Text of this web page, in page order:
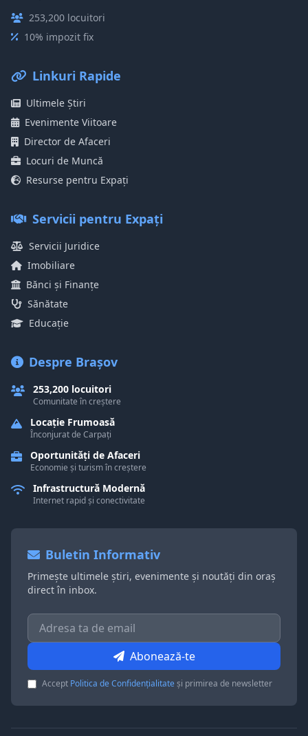
253,200 locuitori
10% impozit fix
Linkuri Rapide
Ultimele Știri
Evenimente Viitoare
Director de Afaceri
Locuri de Muncă
Resurse pentru Expați
Servicii pentru Expați
Servicii Juridice
Imobiliare
Bănci și Finanțe
Sănătate
Educație
Despre Brașov
253,200 locuitori
Comunitate în creștere
Locație Frumoasă
Înconjurat de Carpați
Oportunități de Afaceri
Economie și turism în creștere
Infrastructură Modernă
Internet rapid și conectivitate
Buletin Informativ
Primește ultimele știri, evenimente și noutăți din oraș
direct în inbox.
Abonează-te
Accept Politica de Confidențialitateși primirea de newsletter